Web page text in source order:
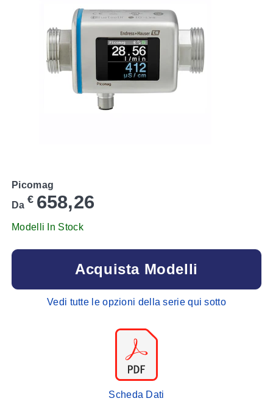
Picomag
Da € 658,26
Modelli In Stock
Acquista Modelli
Vedi tutte le opzioni della serie qui sotto
Scheda Dati